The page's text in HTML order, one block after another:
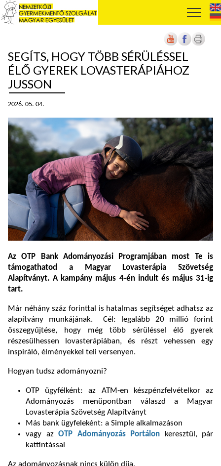
SEGÍTS, HOGY TÖBB SÉRÜLÉSSEL
ÉLŐ GYEREK LOVASTERÁPIÁHOZ
JUSSON
2026. 05. 04.
Az OTP Bank Adományozási Programjában most Te is
támogathatod a Magyar Lovasterápia Szövetség
Alapítványt. A kampány május 4-én indult és május 31-ig
tart.
Már néhány száz forinttal is hatalmas segítséget adhatsz az
alapítvány munkájának. Cél: legalább 20 millió forint
összegyűjtése, hogy még több sérüléssel élő gyerek
részesülhessen lovasterápiában, és részt vehessen egy
inspiráló, élményekkel teli versenyen.
Hogyan tudsz adományozni?
OTP ügyfélként: az ATM-en készpénzfelvételkor az
Adományozás menüpontban válaszd a Magyar
Lovasterápia Szövetség Alapítványt
Más bank ügyfeleként: a Simple alkalmazáson
vagy az OTP Adományozás Portálon keresztül, pár
kattintással